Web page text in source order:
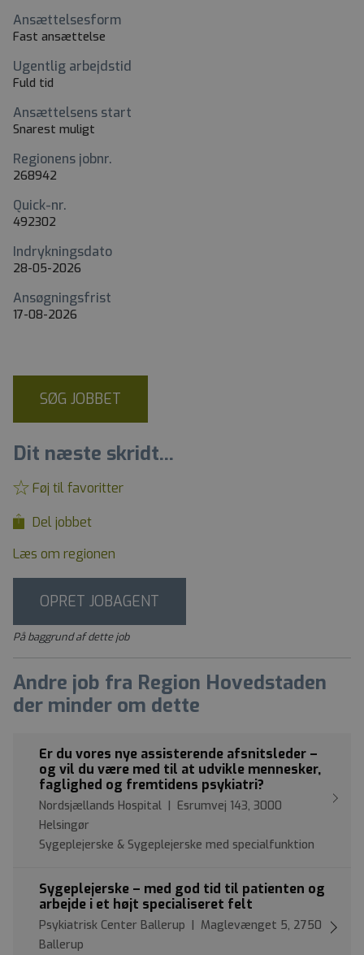
Ansættelsesform
Fast ansættelse
Ugentlig arbejdstid
Fuld tid
Ansættelsens start
Snarest muligt
Regionens jobnr.
268942
Quick-nr.
492302
Indrykningsdato
28-05-2026
Ansøgningsfrist
17-08-2026
SØG JOBBET
Dit næste skridt...
Føj til favoritter
Del jobbet
Læs om regionen
OPRET JOBAGENT
På baggrund af dette job
Andre job fra Region Hovedstaden
der minder om dette
Er du vores nye assisterende afsnitsleder –
og vil du være med til at udvikle mennesker,
faglighed og fremtidens psykiatri?
Nordsjællands Hospital | Esrumvej 143, 3000
Helsingør
Sygeplejerske & Sygeplejerske med specialfunktion
Sygeplejerske – med god tid til patienten og
arbejde i et højt specialiseret felt
Psykiatrisk Center Ballerup | Maglevænget 5, 2750
Ballerup